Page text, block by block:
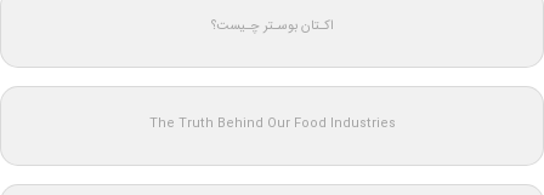
اکـتان بوسـتر چـیست؟
The Truth Behind Our Food Industries